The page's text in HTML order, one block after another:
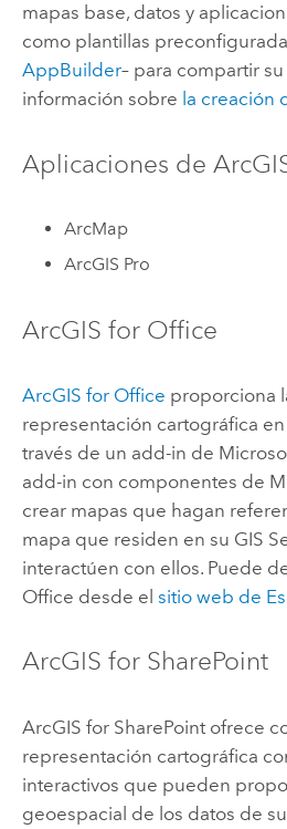
mapas base, datos y
como plantillas
AppBuilder– para compartir
información sobre la creación
Aplicaciones de
ArcMap
ArcGIS Pro
ArcGIS for Office
ArcGIS for Office proporciona
representación cartográfica
través de un add-in de
add-in con componentes de
crear mapas que hagan
mapa que residen en su GIS
interactúen con ellos. Puede
Office desde el sitio web de
ArcGIS for SharePoint
ArcGIS for SharePointofrece
representación cartográfica
interactivos que pueden
geoespacial de los datos de